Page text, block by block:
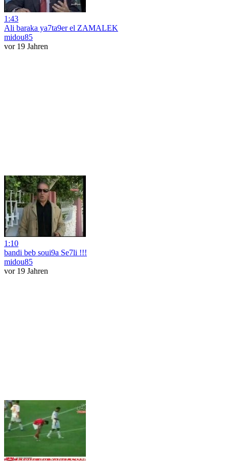
1:43
Ali baraka ya7ta9er el ZAMALEK
midou85
vor 19 Jahren
1:10
bandi beb soui9a Se7li !!!
midou85
vor 19 Jahren